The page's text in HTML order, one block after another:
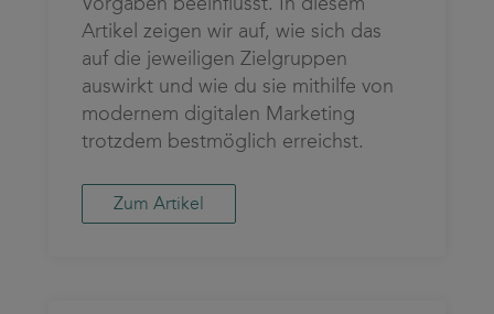
Artikel zeigen wir auf, wie sich das
auf die jeweiligen Zielgruppen
auswirkt und wie du sie mithilfe von
modernem digitalen Marketing
trotzdem bestmöglich erreichst.
Zum Artikel